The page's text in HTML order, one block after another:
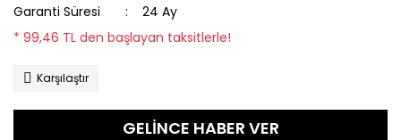
Garanti Süresi
24 Ay
* 99,46 TL den başlayan taksitlerle!
Karşılaştır
GELİNCE HABER VER